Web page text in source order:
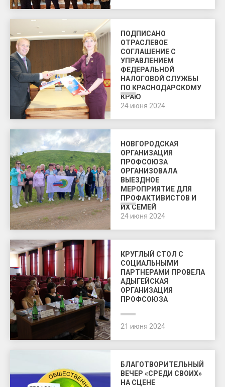
ПОДПИСАНО
ОТРАСЛЕВОЕ
СОГЛАШЕНИЕ С
УПРАВЛЕНИЕМ
ФЕДЕРАЛЬНОЙ
НАЛОГОВОЙ СЛУЖБЫ
ПО КРАСНОДАРСКОМУ
КРАЮ
24 июня 2024
НОВГОРОДСКАЯ
ОРГАНИЗАЦИЯ
ПРОФСОЮЗА
ОРГАНИЗОВАЛА
ВЫЕЗДНОЕ
МЕРОПРИЯТИЕ ДЛЯ
ПРОФАКТИВИСТОВ И
ИХ СЕМЕЙ
24 июня 2024
КРУГЛЫЙ СТОЛ С
СОЦИАЛЬНЫМИ
ПАРТНЕРАМИ ПРОВЕЛА
АДЫГЕЙСКАЯ
ОРГАНИЗАЦИЯ
ПРОФСОЮЗА
21 июня 2024
БЛАГОТВОРИТЕЛЬНЫЙ
ВЕЧЕР «СРЕДИ СВОИХ»
НА СЦЕНЕ